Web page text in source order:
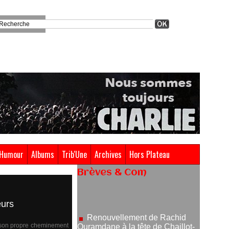
Humour Albums Trib'Une Archives Hors Plateau
propre cheminement
Brèves & Com
Nomination de Jérôme